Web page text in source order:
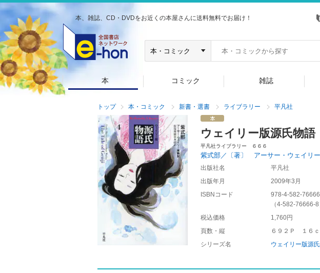
本、雑誌、CD・DVDをお近くの本屋さんに送料無料でお届け！
本 コミック 雑誌
トップ 本・コミック 新書・選書 ライブラリー 平凡社
ウェイリー版源氏物
平凡社ライブラリー ６６６
紫式部／〔著〕 アーサー・ウェイリ
出版社名
平凡社
出版年月
2009年3月
ISBNコード
978-4-582-
（4-582-76666-8
税込価格
1,760円
頁数・縦
６９２Ｐ １６ｃ
シリーズ名
ウェイリー版源